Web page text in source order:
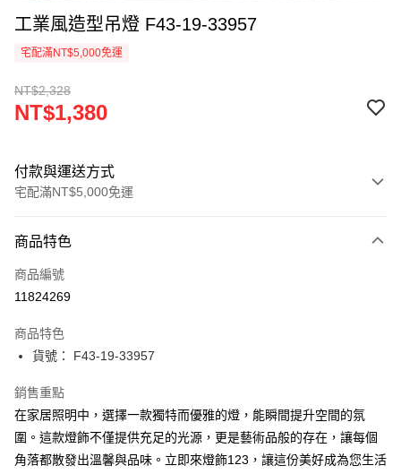
工業風造型吊燈 F43-19-33957
宅配滿NT$5,000免運
NT$2,328
NT$1,380
付款與運送方式
宅配滿NT$5,000免運
信用卡一次付款
LINE Pay
街口支付
悠遊付
Google Pay
全盈+PAY
商品特色
商品編號
11824269
商品特色
貨號： F43-19-33957
銷售重點
在家居照明中，選擇一款獨特而優雅的燈，能瞬間提升空間的氛
圍。這款燈飾不僅提供充足的光源，更是藝術品般的存在，讓每個
角落都散發出溫馨與品味。立即來燈飾123，讓這份美好成為您生活